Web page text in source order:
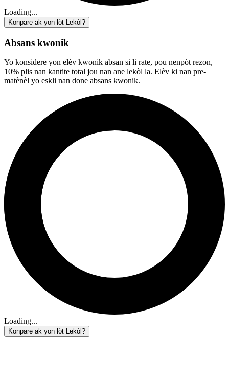
Loading...
Konpare ak yon lòt Lekòl?
Absans kwonik
Yo konsidere yon elèv kwonik absan si li rate, pou nenpòt rezon,
10% plis nan kantite total jou nan ane lekòl la. Elèv ki nan pre-
matènèl yo eskli nan done absans kwonik.
Loading...
Konpare ak yon lòt Lekòl?